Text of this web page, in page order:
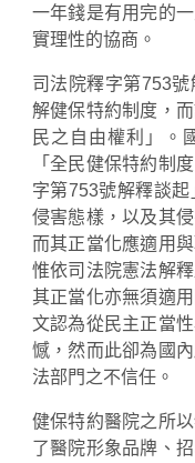
一年錢是有用完的
實理性的協商。
司法院釋字第753
解健保特約制度，
民之自由權利」。
「全民健保特約制
字第753號解釋談
侵害態樣，以及其
而其正當化應適用
惟依司法院憲法解
其正當化亦無須適
文認為從民主正當
憾，然而此卻為國
法部門之不信任。
健保特約醫院之所
了醫院形象品牌、